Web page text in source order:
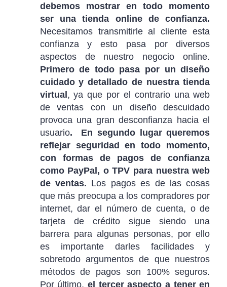
debemos mostrar en todo momento
ser una tienda online de confianza.
Necesitamos transmitirle al cliente esta
confianza y esto pasa por diversos
aspectos de nuestro negocio online.
Primero de todo pasa por un diseño
cuidado y detallado de nuestra tienda
virtual, ya que por el contrario una web
de ventas con un diseño descuidado
provoca una gran desconfianza hacia el
usuario. En segundo lugar queremos
reflejar seguridad en todo momento,
con formas de pagos de confianza
como PayPal, o TPV para nuestra web
de ventas. Los pagos es de las cosas
que más preocupa a los compradores por
internet, dar el número de cuenta, o de
tarjeta de crédito sigue siendo una
barrera para algunas personas, por ello
es importante darles facilidades y
sobretodo argumentos de que nuestros
métodos de pagos son 100% seguros.
Por último, el tercer aspecto a tener en